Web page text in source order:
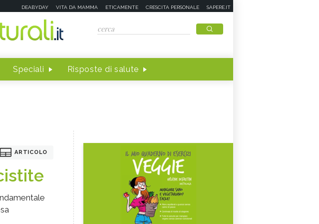
DEABYDAY VITA DA MAMMA ETICAMENTE CRESCITA PERSONALE SAPERE.IT
Speciali Risposte di salute
ARTICOLO